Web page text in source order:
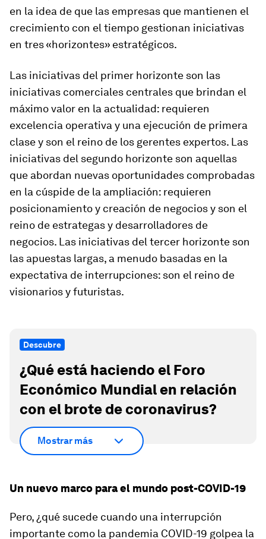
en la idea de que las empresas que mantienen el
crecimiento con el tiempo gestionan iniciativas
en tres «horizontes» estratégicos.
Las iniciativas del primer horizonte son las
iniciativas comerciales centrales que brindan el
máximo valor en la actualidad: requieren
excelencia operativa y una ejecución de primera
clase y son el reino de los gerentes expertos. Las
iniciativas del segundo horizonte son aquellas
que abordan nuevas oportunidades comprobadas
en la cúspide de la ampliación: requieren
posicionamiento y creación de negocios y son el
reino de estrategas y desarrolladores de
negocios. Las iniciativas del tercer horizonte son
las apuestas largas, a menudo basadas en la
expectativa de interrupciones: son el reino de
visionarios y futuristas.
Descubre
¿Qué está haciendo el Foro
Económico Mundial en relación
con el brote de coronavirus?
Mostrar más
Un nuevo marco para el mundo post-COVID-19
Pero, ¿qué sucede cuando una interrupción
importante como la pandemia COVID-19 golpea la